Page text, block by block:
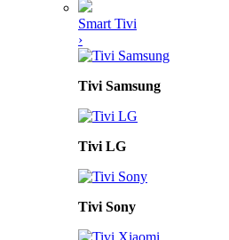
Smart Tivi
›
Tivi Samsung
Tivi LG
Tivi Sony